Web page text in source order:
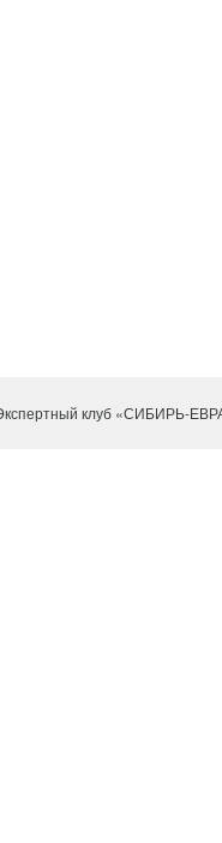
клуб «СИБИРЬ-